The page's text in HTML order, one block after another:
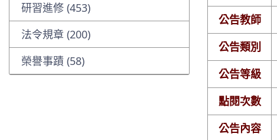
研習進修 (453)
法令規章 (200)
榮譽事蹟 (58)
公告教師
公告類別
公告等級
點閱次數
公告內容